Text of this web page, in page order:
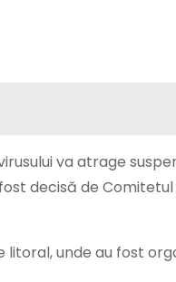
va atrage
decisă de Comitetul
litoral, unde au fost